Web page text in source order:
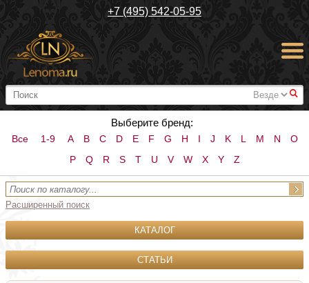
+7 (495) 542-05-95
#
Выберите бренд:
Все 1-9 A B C D E F G H I J K L M N
O
P
Q R S T U V W X Y Z
Расширенный поиск
КАТАЛОГ
СТАТЬИ